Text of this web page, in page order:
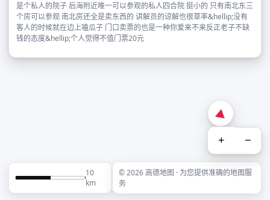
是个私人的院子 后海附近唯一可以参观的私人四合院 挺小的 只有南北东三
个房可以参观 南北房还全是卖东西的 讲解员的谅解也很草率&hellip;没有
客人的时候就在边上嗑瓜子 门口卖票的也是一种你爱来不来反正老子不缺
钱的态度&hellip;个人觉得不值门票20元
+ −
10
km
© 2026 高德地图 · 为您提供准确的地图服
务